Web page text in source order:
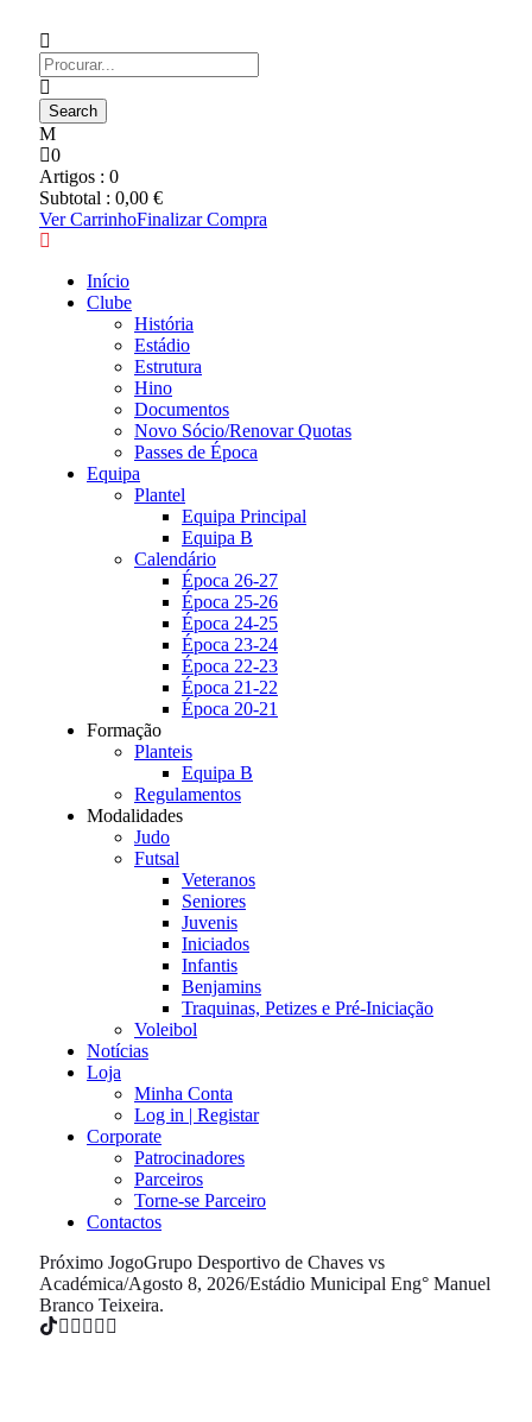
0
Artigos : 0
Subtotal : 0,00 €
Ver CarrinhoFinalizar Compra
Início
Clube
História
Estádio
Estrutura
Hino
Documentos
Novo Sócio/Renovar Quotas
Passes de Época
Equipa
Plantel
Equipa Principal
Equipa B
Calendário
Época 26-27
Época 25-26
Época 24-25
Época 23-24
Época 22-23
Época 21-22
Época 20-21
Formação
Planteis
Equipa B
Regulamentos
Modalidades
Judo
Futsal
Veteranos
Seniores
Juvenis
Iniciados
Infantis
Benjamins
Traquinas, Petizes e Pré-Iniciação
Voleibol
Notícias
Loja
Minha Conta
Log in | Registar
Corporate
Patrocinadores
Parceiros
Torne-se Parceiro
Contactos
Próximo JogoGrupo Desportivo de Chaves vs
Académica/Agosto 8, 2026/Estádio Municipal Eng° Manuel
Branco Teixeira.